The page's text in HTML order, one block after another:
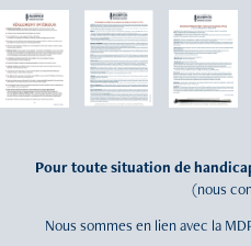
Pour toute situation de
(nous
Nous sommes en lien avec la